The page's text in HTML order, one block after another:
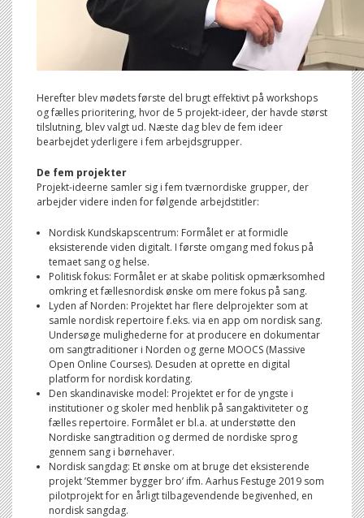
Herefter blev mødets første del brugt effektivt på workshops
og fælles prioritering, hvor de 5 projekt-ideer, der havde størst
tilslutning, blev valgt ud. Næste dag blev de fem ideer
bearbejdet yderligere i fem arbejdsgrupper.
De fem projekter
Projekt-ideerne samler sig i fem tværnordiske grupper, der
arbejder videre inden for følgende arbejdstitler:
Nordisk Kundskapscentrum: Formålet er at formidle
eksisterende viden digitalt. I første omgang med fokus på
temaet sang og helse.
Politisk fokus: Formålet er at skabe politisk opmærksomhed
omkring et fællesnordisk ønske om mere fokus på sang.
Lyden af Norden: Projektet har flere delprojekter som at
samle nordisk repertoire f.eks. via en app om nordisk sang.
Undersøge mulighederne for at producere en dokumentar
om sangtraditioner i Norden og gerne MOOCS (Massive
Open Online Courses). Desuden at oprette en digital
platform for nordisk kordating.
Den skandinaviske model: Projektet er for de yngste i
institutioner og skoler med henblik på sangaktiviteter og
fælles repertoire. Formålet er bl.a. at understøtte den
Nordiske sangtradition og dermed de nordiske sprog
gennem sang i børnehaver.
Nordisk sangdag: Et ønske om at bruge det eksisterende
projekt ’Stemmer bygger bro’ ifm. Aarhus Festuge 2019 som
pilotprojekt for en årligt tilbagevendende begivenhed, en
nordisk sangdag.